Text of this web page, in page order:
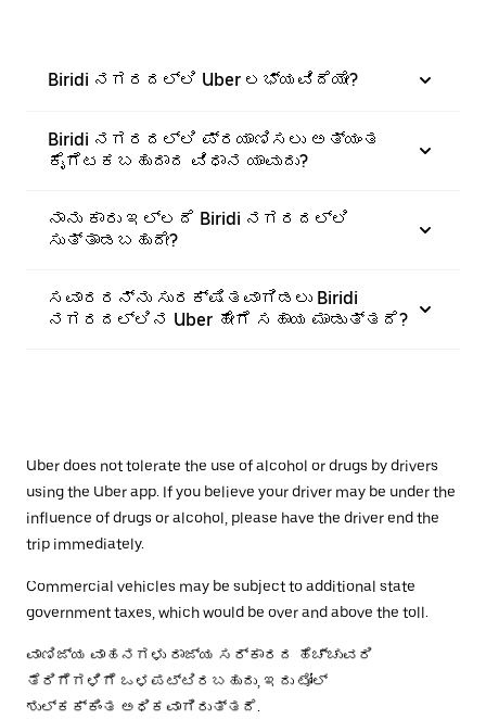
Biridi ನಗರದಲ್ಲಿ Uber ಲಭ್ಯವಿದೆಯೇ?
Biridi ನಗರದಲ್ಲಿ ಪ್ರಯಾಣಿಸಲು ಅತ್ಯಂತ
ಕೈಗೆಟಕಬಹುದಾದ ವಿಧಾನ ಯಾವುದು?
ನಾನು ಕಾರು ಇಲ್ಲದೆ Biridi ನಗರದಲ್ಲಿ
ಸುತ್ತಾಡಬಹುದೇ?
ಸವಾರರನ್ನು ಸುರಕ್ಷಿತವಾಗಿಡಲು Biridi
ನಗರದಲ್ಲಿನ Uber ಹೇಗೆ ಸಹಾಯ ಮಾಡುತ್ತದೆ?
Uber does not tolerate the use of alcohol or drugs by drivers
using the Uber app. If you believe your driver may be under the
influence of drugs or alcohol, please have the driver end the
trip immediately.
Commercial vehicles may be subject to additional state
government taxes, which would be over and above the toll.
ವಾಣಿಜ್ಯ ವಾಹನಗಳು ರಾಜ್ಯ ಸರ್ಕಾರದ ಹೆಚ್ಚುವರಿ
ತೆರಿಗೆಗಳಿಗೆ ಒಳಪಟ್ಟಿರಬಹುದು, ಇದು ಟೋಲ್
ಶುಲ್ಕಕ್ಕಿಂತ ಅಧಿಕವಾಗಿರುತ್ತದೆ.